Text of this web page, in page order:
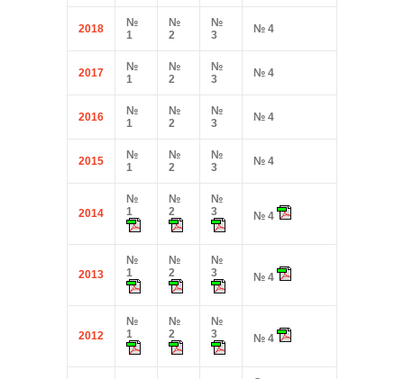
2018
№
1
№
2
№
3
№ 4
2017
№
1
№
2
№
3
№ 4
2016
№
1
№
2
№
3
№ 4
2015
№
1
№
2
№
3
№ 4
2014
№
1
№
2
№
3
№ 4
2013
№
1
№
2
№
3
№ 4
2012
№
1
№
2
№
3
№ 4